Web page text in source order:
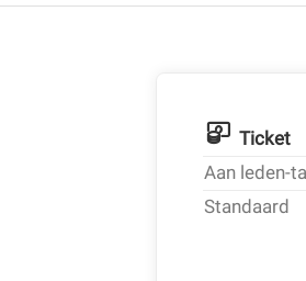
Ticket
Aan leden-
Standaard